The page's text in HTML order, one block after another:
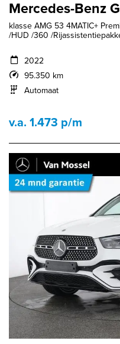
Mercedes-Benz
klasse AMG 53 4MATIC+
/HUD /360 /
2022
95.350 km
Automaat
v.a. 1.473 p/m